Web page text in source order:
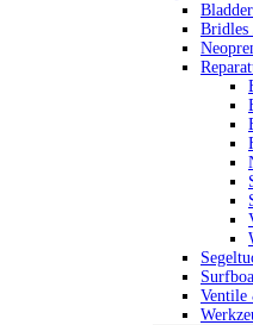
Bridles
Ventile